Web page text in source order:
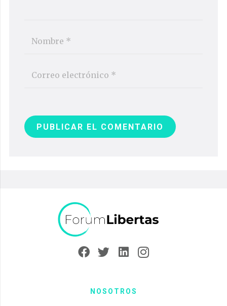
PUBLICAR EL COMENTARIO
NOSOTROS